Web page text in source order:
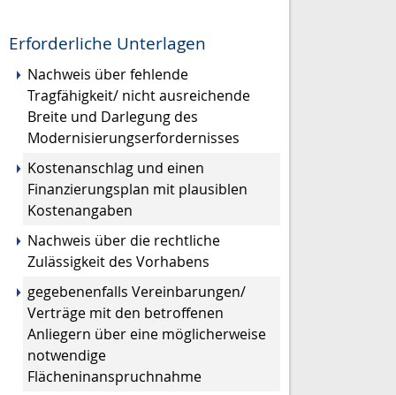
Erforderliche Unterlagen
Nachweis über fehlende
Tragfähigkeit/ nicht ausreichende
Breite und Darlegung des
Modernisierungserfordernisses
Kostenanschlag und einen
Finanzierungsplan mit plausiblen
Kostenangaben
Nachweis über die rechtliche
Zulässigkeit des Vorhabens
gegebenenfalls Vereinbarungen/
Verträge mit den betroffenen
Anliegern über eine möglicherweise
notwendige
Flächeninanspruchnahme